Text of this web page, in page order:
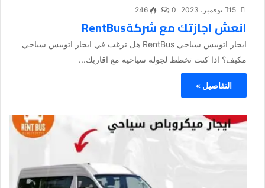
15 نوفمبر، 2023 0
246
انعش اجازتك مع شركةRentBus
ايجار اتوبيس سياحي RentBus هل ترغب في ايجار اتوبيس سياحي
مكيف؟ اذا كنت تخطط لجوله سياحيه مع اقاربك...
التفاصيل »